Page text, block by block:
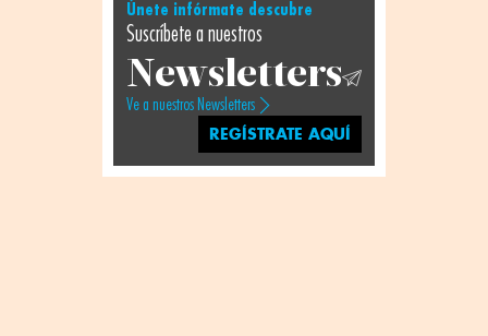
Únete infórmate descubre
Suscríbete a nuestros
Newsletters
Ve a nuestros Newsletters
REGÍSTRATE AQUÍ